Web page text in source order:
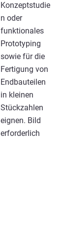
Konzeptstudie
n oder
funktionales
Prototyping
sowie für die
Fertigung von
Endbauteilen
in kleinen
Stückzahlen
eignen. Bild
erforderlich